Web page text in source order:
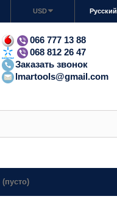
Русский
USD
066 777 13 88
068 812 26 47
Заказать звонок
lmartools@gmail.com
(пусто)